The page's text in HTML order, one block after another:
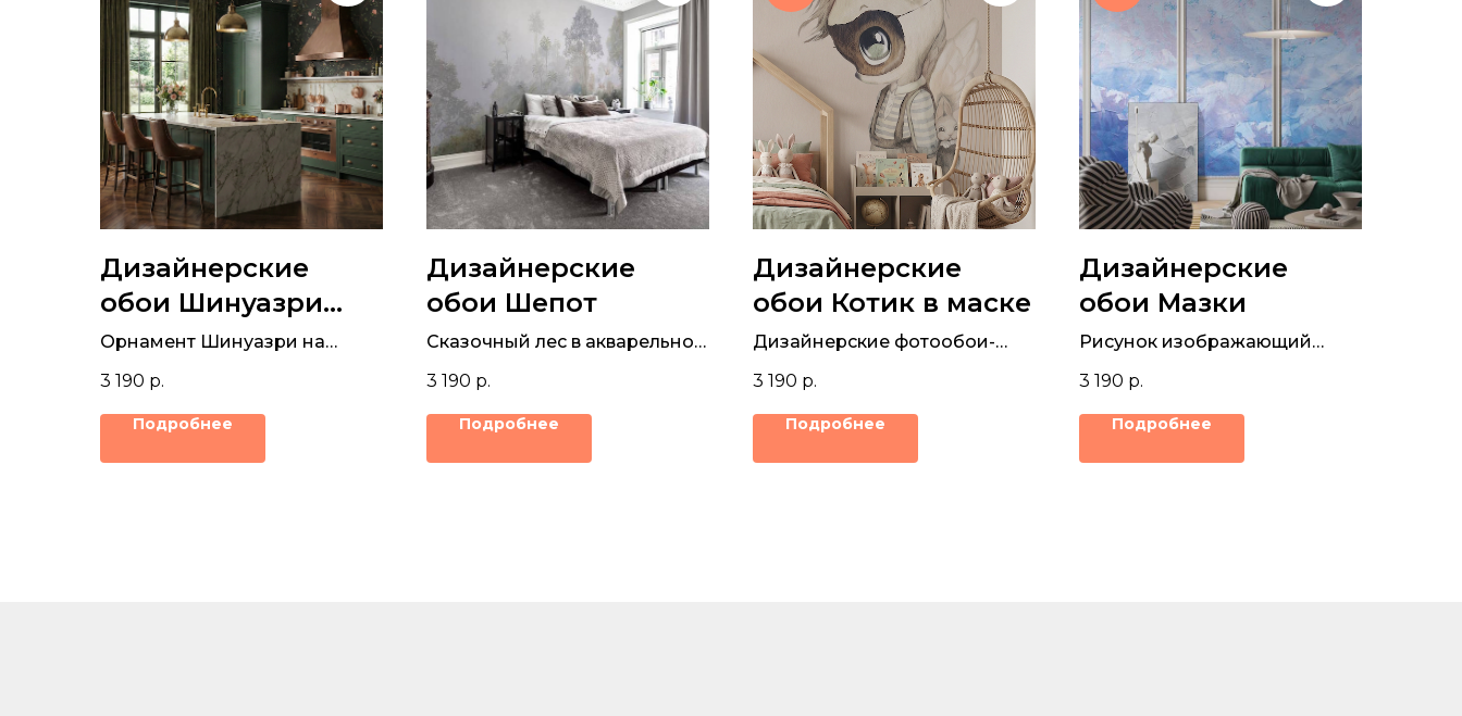
Дизайнерские
обои Шинуазри
орнамент
Орнамент Шинуазри на
птицами – для гостиной,
кухни или спальни
3 190 р.
Подробнее
Дизайнерские
обои Шепот
Сказочный лес в акварельной
фреске для стен
3 190 р.
Подробнее
Дизайнерские
обои Котик в маске
Дизайнерские фотообои-
котом.
3 190 р.
Подробнее
Дизайнерские
обои Мазки
Рисунок изображающий
маслом на текстурных обоях.
3 190 р.
Подробнее